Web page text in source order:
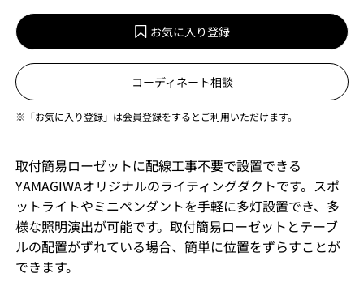
お気に入り登録
コーディネート相談
※「お気に入り登録」は会員登録をするとご利用いただけます。
取付簡易ローゼットに配線工事不要で設置できる
YAMAGIWAオリジナルのライティングダクトです。スポ
ットライトやミニペンダントを手軽に多灯設置でき、多
様な照明演出が可能です。取付簡易ローゼットとテーブ
ルの配置がずれている場合、簡単に位置をずらすことが
できます。